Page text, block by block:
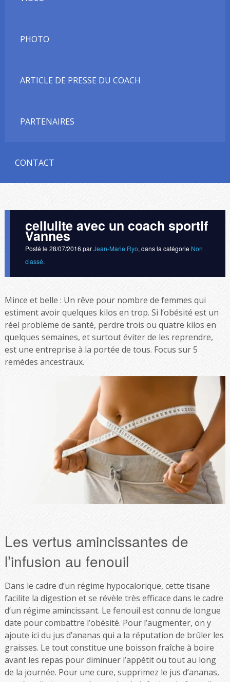
PHOTO
ARTICLE DE PRESSE DU COACH
PARTENAIRES
CONTACT
cellulite avec un coach sportif
Vannes
Posté le 28/07/2016 parJean-Marie Ryo, dans la catégorie Non
classé.
Mince et belle : Un rêve pour nombre de femmes qui
estiment avoir quelques kilos en trop. Si l’obésité est un
réel problème de santé, perdre trois ou quatre kilos en
quelques semaines, et surtout éviter de les reprendre,
est une entreprise à la portée de tous. Focus sur 5
remèdes ancestraux.
Les vertus amincissantes de
l’infusion au fenouil
Dans le cadre d’un régime hypocalorique, cette tisane
facilite la digestion et se révèle très efficace dans le cadre
d’un régime amincissant. Le fenouil est connu de longue
date pour combattre l’obésité. Pour l’augmenter, on y
ajoute ici du jus d’ananas qui a la réputation de brûler les
graisses. Le tout constitue une boisson fraîche à boire
avant les repas pour diminuer l’appétit ou tout au long
de la journée. Pour une cure, supprimez le jus d’ananas,